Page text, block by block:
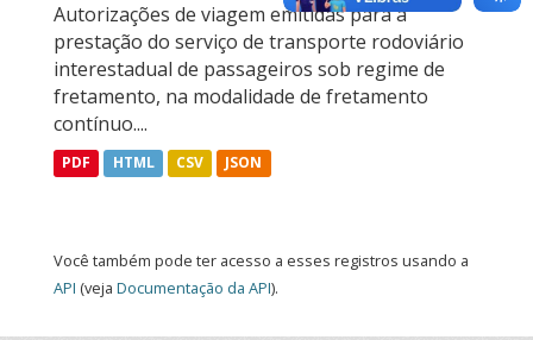
Autorizações de viagem emitidas para a
prestação do serviço de transporte rodoviário
interestadual de passageiros sob regime de
fretamento, na modalidade de fretamento
contínuo....
PDF HTML CSV JSON
Você também pode ter acesso a esses registros usando a
API (veja Documentação da API).